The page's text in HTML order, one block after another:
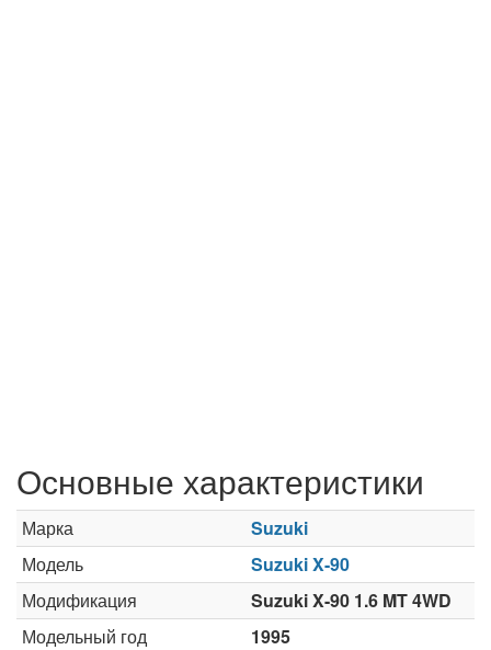
Основные характеристики
Марка
Suzuki
Модель
Suzuki X-90
Модификация
Suzuki X-90 1.6 MT 4WD
Модельный год
1995